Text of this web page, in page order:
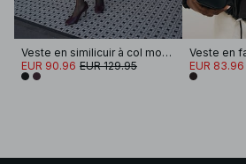
Veste en similicuir à col montant
EUR 90.96 EUR 129.95
EUR 83.96